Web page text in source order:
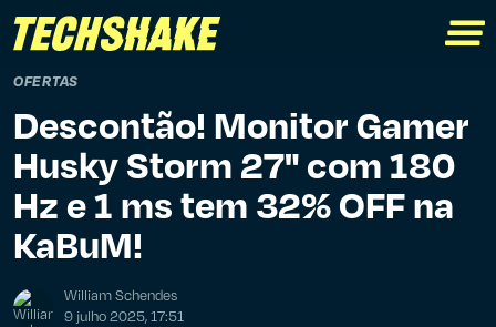
OFERTAS
Descontão! Monitor Gamer
Husky Storm 27" com 180
Hz e 1 ms tem 32% OFF na
KaBuM!
William Schendes
9 julho 2025, 17:51